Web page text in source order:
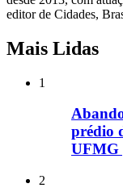
editor de Cidades,
Mais Lidas
1
prédio
UFMG
2